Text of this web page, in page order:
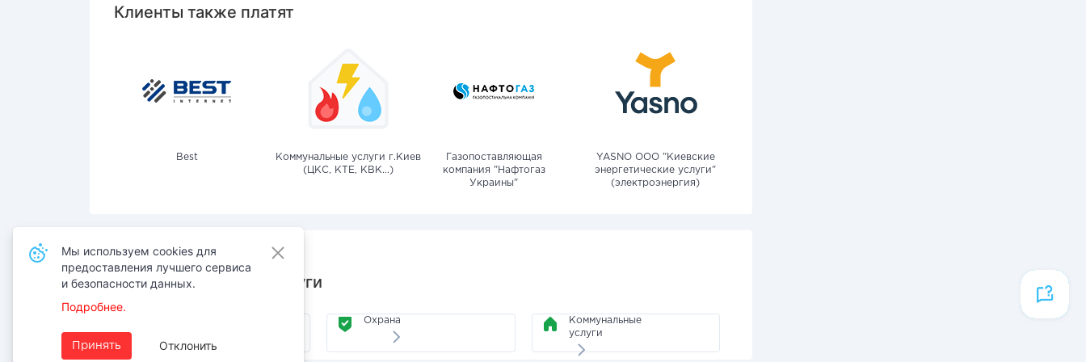
Клиенты также платят
Best
Коммунальные услуги г.Киев
(ЦКС, КТЕ, КВК...)
Газопоставляющая
компания "Нафтогаз
Украины"
YASNO OOO "Киевские
энергетические услуги"
(электроэнергия)
Также оплачивают услуги
Охрана
Коммунальные
услуги
Мы используем cookies для
предоставления лучшего сервиса
и безопасности данных.
Подробнее.
Принять Отклонить